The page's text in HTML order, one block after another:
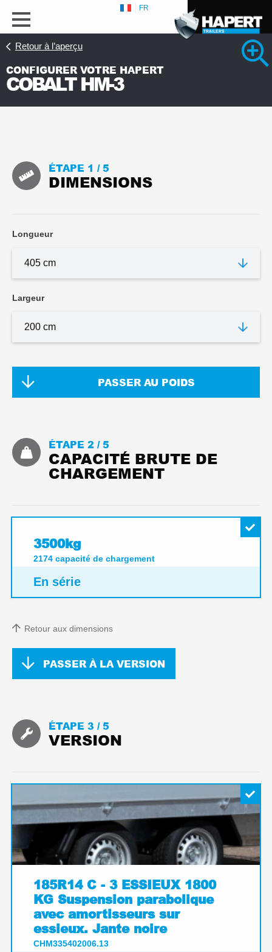
FR
COBALT HM-3
CONFIGURER VOTRE HAPERT
Retour à l’aperçu
DIMENSIONS
ÉTAPE 1 / 5
Longueur
Largeur
PASSER AU POIDS
CAPACITÉ BRUTE DE
CHARGEMENT
ÉTAPE 2 / 5
3500kg
2174 capacité de chargement
En série
Retour aux dimensions
PASSER À LA VERSION
VERSION
ÉTAPE 3 / 5
185R14 C - 3 ESSIEUX 1800
KG Suspension parabolique
avec amortisseurs sur
essieux. Jante noire
CHM335402006.13